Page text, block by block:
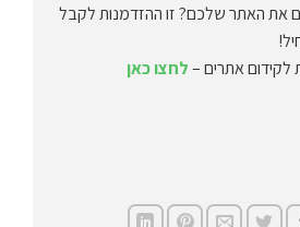
את האתר שלכם? זו ההזדמנות לקבל
לקידום אתרים –לחצו כאן